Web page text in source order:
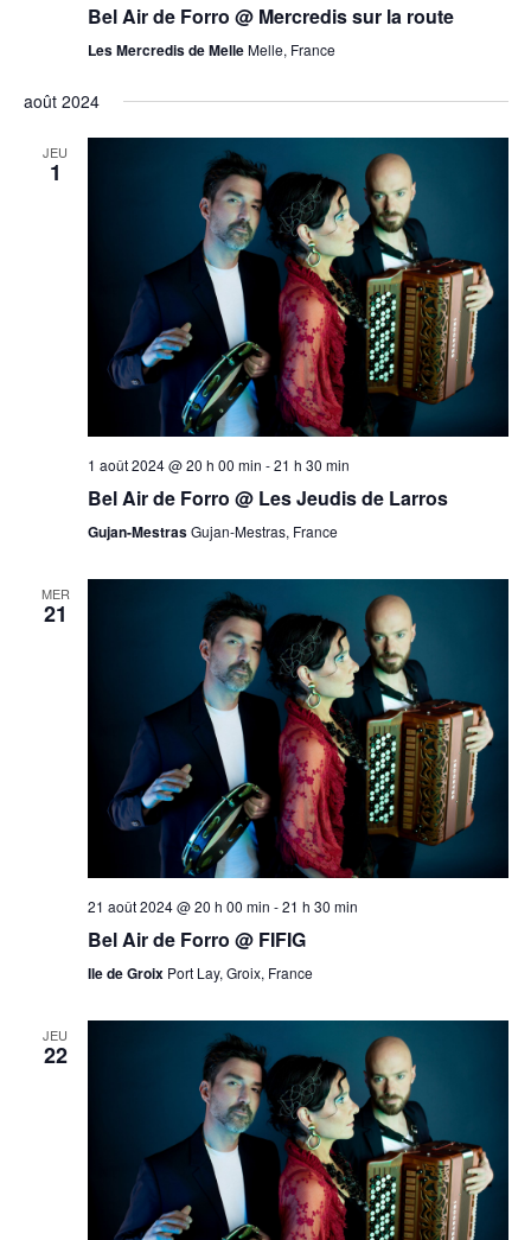
Bel Air de Forro @ Mercredis sur la route
Les Mercredis de MelleMelle, France
août 2024
JEU
1
1 août 2024 @ 20 h 00 min -21 h 30 min
Bel Air de Forro @ Les Jeudis de Larros
Gujan-MestrasGujan-Mestras, France
MER
21
21 août 2024 @ 20 h 00 min -21 h 30 min
Bel Air de Forro @ FIFIG
Ile de Groix Port Lay, Groix, France
JEU
22